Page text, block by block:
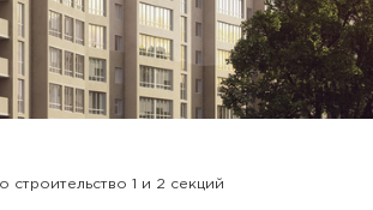
1 и 2 секций